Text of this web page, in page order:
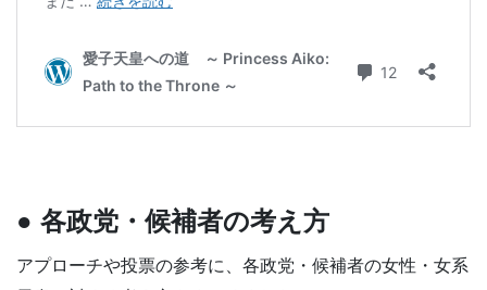
● 各政党・候補者の考え方
アプローチや投票の参考に、各政党・候補者の女性・女系